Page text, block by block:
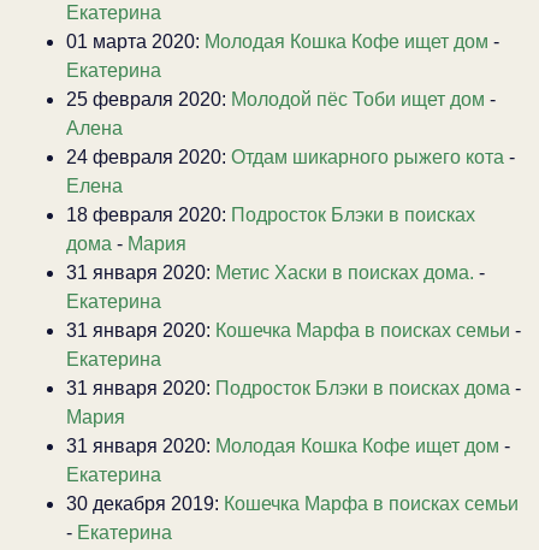
Екатерина
01 марта 2020: Молодая Кошка Кофе ищет дом -
Екатерина
25 февраля 2020: Молодой пёс Тоби ищет дом -
Алена
24 февраля 2020: Отдам шикарного рыжего кота -
Елена
18 февраля 2020: Подросток Блэки в поисках
дома - Мария
31 января 2020: Метис Хаски в поисках дома. -
Екатерина
31 января 2020: Кошечка Марфа в поисках семьи -
Екатерина
31 января 2020: Подросток Блэки в поисках дома -
Мария
31 января 2020: Молодая Кошка Кофе ищет дом -
Екатерина
30 декабря 2019: Кошечка Марфа в поисках семьи
- Екатерина